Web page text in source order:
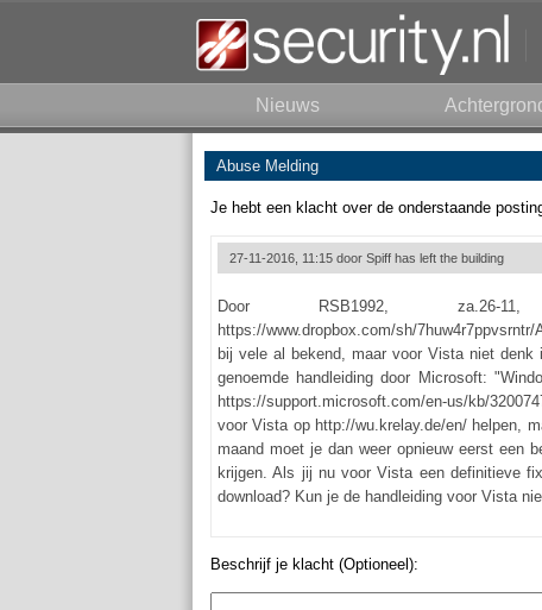
Nieuws
Abuse Melding
Je hebt een klacht over de onderstaande
27-11-2016, 11:15 door Spiff has left the building
Door RSB1992,
https://www.dropbox.com/sh/
bij vele al bekend, maar voor Vista niet
genoemde handleiding door Microsoft:
https://support.microsoft.com/en-us/kb/
voor Vista op http://wu.krelay.de/en/ helpen,
maand moet je dan weer opnieuw eerst een
krijgen. Als jij nu voor Vista een definitieve
download? Kun je de handleiding voor Vista
Beschrijf je klacht (Optioneel):